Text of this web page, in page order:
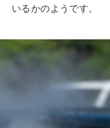
いるかのようです。